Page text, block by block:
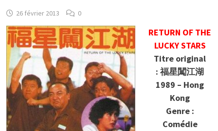
26 février 2013 0
RETURN OF THE
LUCKY STARS
Titre original
: 福星闖江湖
1989 – Hong
Kong
Genre :
Comédie